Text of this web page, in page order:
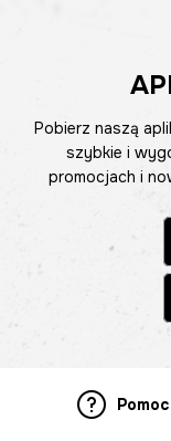
Pobierz naszą
szybkie i
promocjach i
Pomoc